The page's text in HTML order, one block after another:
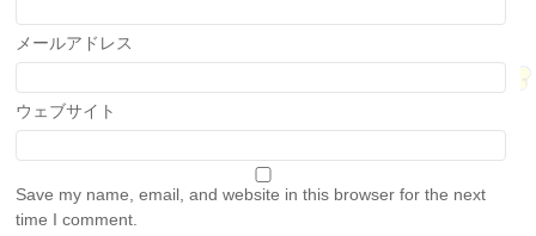
メールアドレス
ウェブサイト
Save my name, email, and website in this browser for the next
time I comment.